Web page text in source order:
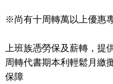
※尚有十周轉萬以上優惠
上班族憑勞保及薪轉，提
周轉代書期本利輕鬆月繳
保障